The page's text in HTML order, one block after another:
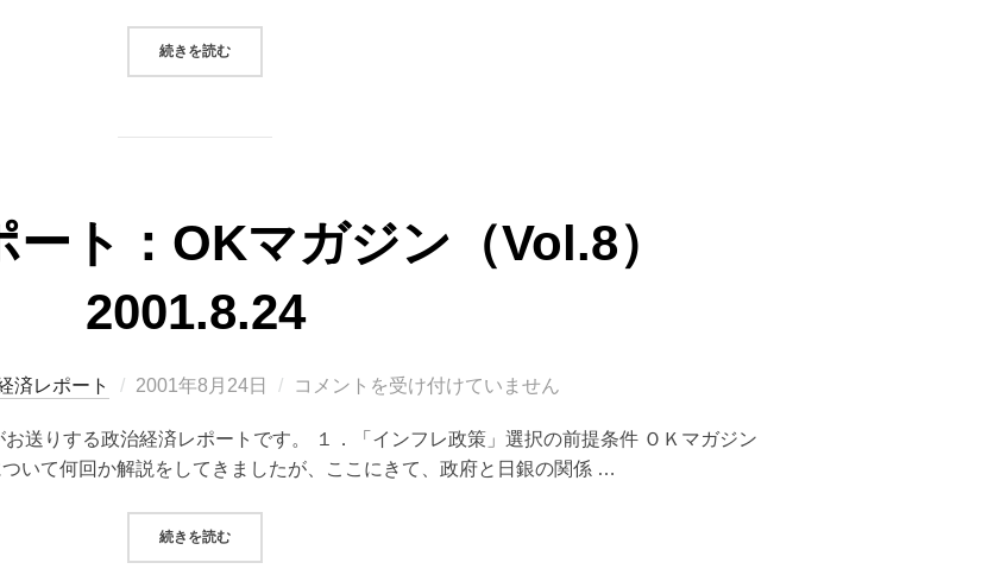
続きを読む“政治経済レポート：OKマガジン（VOL.9）2001.9.2”
ト：OKマガジン（Vol.8）
2001.8.24
済レポート
投
日:
2001年8月24日 コメントを受け付けていません
送りする政治経済レポートです。 １．「インフレ政策」選択の前提条件 ＯＫマガジン
いて何回か解説をしてきましたが、ここにきて、政府と日銀の関係 …
続きを読む“政治経済レポート：OKマガジン（VOL.8）2001.8.24”